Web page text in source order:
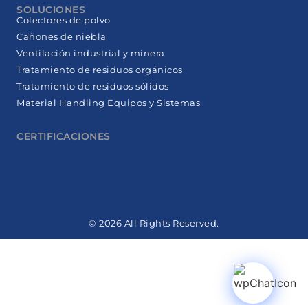
SOLUCIONES
Colectores de polvo
Cañones de niebla
Ventilación industrial y minera
Tratamiento de residuos orgánicos
Tratamiento de residuos sólidos
Material Handling Equipos y Sistemas
CERTIFICACIONES
© 2026 All Rights Reserved.